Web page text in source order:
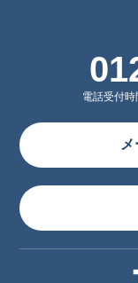
電話受付時